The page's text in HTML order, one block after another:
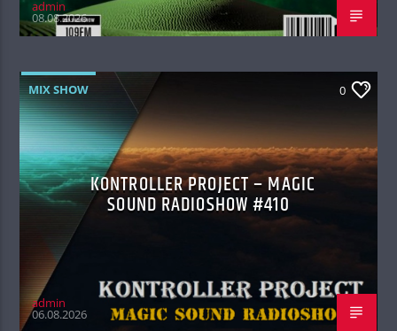
admin
08.08.2026
MIX SHOW 0
KONTROLLER PROJECT – MAGIC
SOUND RADIOSHOW #410
admin
06.08.2026